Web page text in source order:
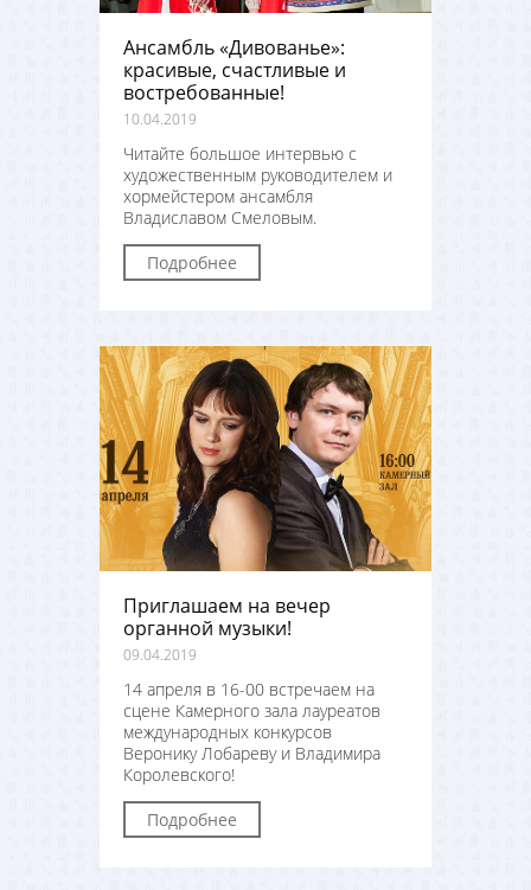
Ансамбль «Дивованье»:
красивые, счастливые и
востребованные!
10.04.2019
Читайте большое интервью с
художественным руководителем и
хормейстером ансамбля
Владиславом Смеловым.
Подробнее
Приглашаем на вечер
органной музыки!
09.04.2019
14 апреля в 16-00 встречаем на
сцене Камерного зала лауреатов
международных конкурсов
Веронику Лобареву и Владимира
Королевского!
Подробнее